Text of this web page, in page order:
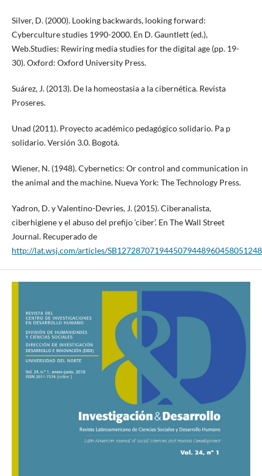
Silver, D. (2000). Looking backwards, looking forward:
Cyberculture studies 1990-2000. En D. Gauntlett (ed.),
Web.Studies: Rewiring media studies for the digital age (pp. 19-
30). Oxford: Oxford University Press.
Suárez, J. (2013). De la homeostasia a la cibernética. Revista
Proseres.
Unad (2011). Proyecto académico pedagógico solidario. Pa p
solidario. Versión 3.0. Bogotá.
Wiener, N. (1948). Cybernetics: Or control and communication in
the animal and the machine. Nueva York: The Technology Press.
Yadron, D. y Valentino-Devries, J. (2015). Ciberanalista,
ciberhigiene y el abuso del prefijo ‘ciber’. En The Wall Street
Journal. Recuperado de
http://lat.wsj.com/articles/